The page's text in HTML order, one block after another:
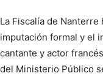
La Fiscalía de
imputación formal y el
cantante y actor
del Ministerio Público